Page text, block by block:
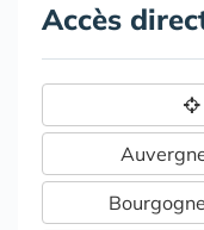
Accès